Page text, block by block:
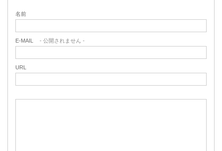
名前
E-MAIL - 公開されません -
URL